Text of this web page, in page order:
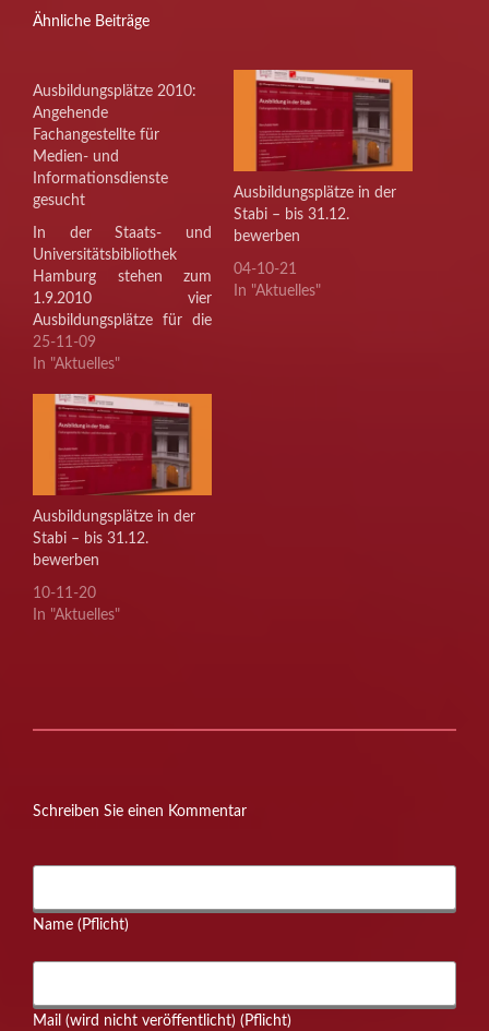
Ähnliche Beiträge
Ausbildungsplätze 2010:
Angehende
Fachangestellte für
Medien- und
Informationsdienste
gesucht
In der Staats- und
Universitätsbibliothek
Hamburg stehen zum
1.9.2010 vier
Ausbildungsplätze für die
Ausbildung zur/zum
Fachangestellten für
Informationsdienste,
Fachrichtung Bibliothek
zur Verfügung.
Bewerbungschluss ist der
31. Januar 2010.
Ausführliche
Informationen zum
Berufsbild und Details zur
25-11-09
In "Aktuelles"
Ausbildungsplätze in der
Stabi – bis 31.12.
bewerben
04-10-21
In "Aktuelles"
Ausbildungsplätze in der
Stabi – bis 31.12.
bewerben
10-11-20
In "Aktuelles"
Schreiben Sie einen Kommentar
Name (Pflicht)
Mail (wird nicht veröffentlicht) (Pflicht)